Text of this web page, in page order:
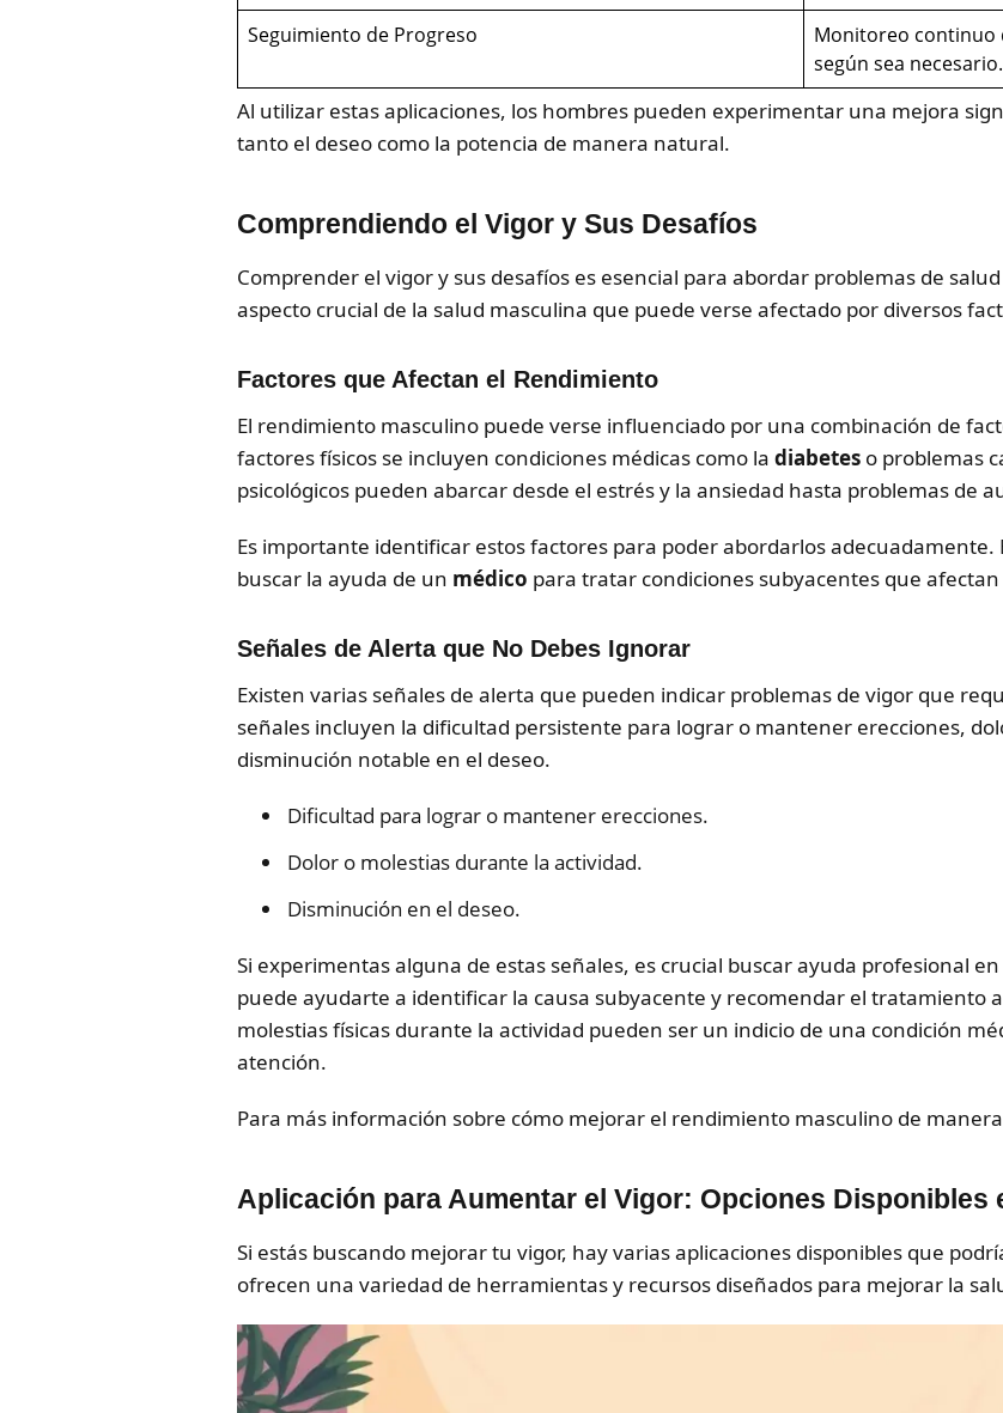
Seguimiento de Progreso
Monitoreo continuo
según sea necesario.
Al utilizar estas aplicaciones, los hombres pueden experimentar una mejora
tanto el deseo como la potencia de manera natural.
Comprendiendo el Vigor y Sus Desafíos
Comprender el vigor y sus desafíos es esencial para abordar problemas de
aspecto crucial de la salud masculina que puede verse afectado por diversos
Factores que Afectan el Rendimiento
El rendimiento masculino puede verse influenciado por una combinación de
factores físicos se incluyen condiciones médicas como la diabetes o problemas
psicológicos pueden abarcar desde el estrés y la ansiedad hasta problemas de
Es importante identificar estos factores para poder abordarlos adecuadamente.
buscar la ayuda de un médico para tratar condiciones subyacentes que afectan
Señales de Alerta que No Debes Ignorar
Existen varias señales de alerta que pueden indicar problemas de vigor que
señales incluyen la dificultad persistente para lograr o mantener erecciones,
disminución notable en el deseo.
Dificultad para lograr o mantener erecciones.
Dolor o molestias durante la actividad.
Disminución en el deseo.
Si experimentas alguna de estas señales, es crucial buscar ayuda profesional
puede ayudarte a identificar la causa subyacente y recomendar el tratamiento
molestias físicas durante la actividad pueden ser un indicio de una condición
atención.
Para más información sobre cómo mejorar el rendimiento masculino de
Aplicación para Aumentar el Vigor: Opciones Disponibles
Si estás buscando mejorar tu vigor, hay varias aplicaciones disponibles que
ofrecen una variedad de herramientas y recursos diseñados para mejorar la